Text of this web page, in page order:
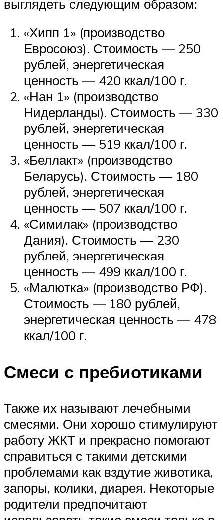
выглядеть следующим образом:
«Хипп 1» (производство
Евросоюз). Стоимость — 250
рублей, энергетическая
ценность — 420 ккал/100 г.
«Нан 1» (производство
Нидерланды). Стоимость — 330
рублей, энергетическая
ценность — 519 ккал/100 г.
«Беллакт» (производство
Беларусь). Стоимость — 180
рублей, энергетическая
ценность — 507 ккал/100 г.
«Симилак» (производство
Дания). Стоимость — 230
рублей, энергетическая
ценность — 499 ккал/100 г.
«Малютка» (производство РФ).
Стоимость — 180 рублей,
энергетическая ценность — 478
ккал/100 г.
Смеси с пребиотиками
Также их называют лечебными
смесями. Они хорошо стимулируют
работу ЖКТ и прекрасно помогают
справиться с такими детскими
проблемами как вздутие животика,
запоры, колики, диарея. Некоторые
родители предпочитают